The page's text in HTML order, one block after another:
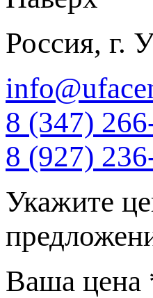
Россия, г.
8 (347)
8 (927)
Укажите
Ваша цена